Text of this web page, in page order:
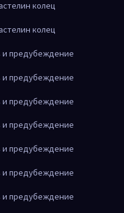
колец
колец
предубеждение
предубеждение
предубеждение
предубеждение
предубеждение
предубеждение
предубеждение